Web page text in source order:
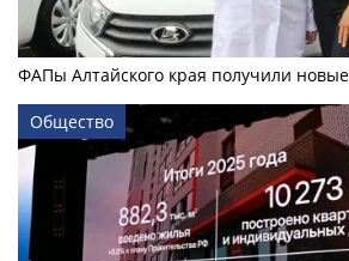
ФАПы Алтайского края получили
Общество